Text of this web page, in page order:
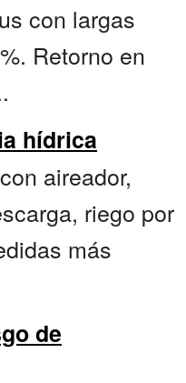
con largas
Retorno en
hídrica
aireador,
riego por
más
de